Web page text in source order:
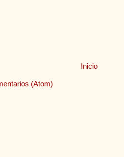
Inicio
(Atom)